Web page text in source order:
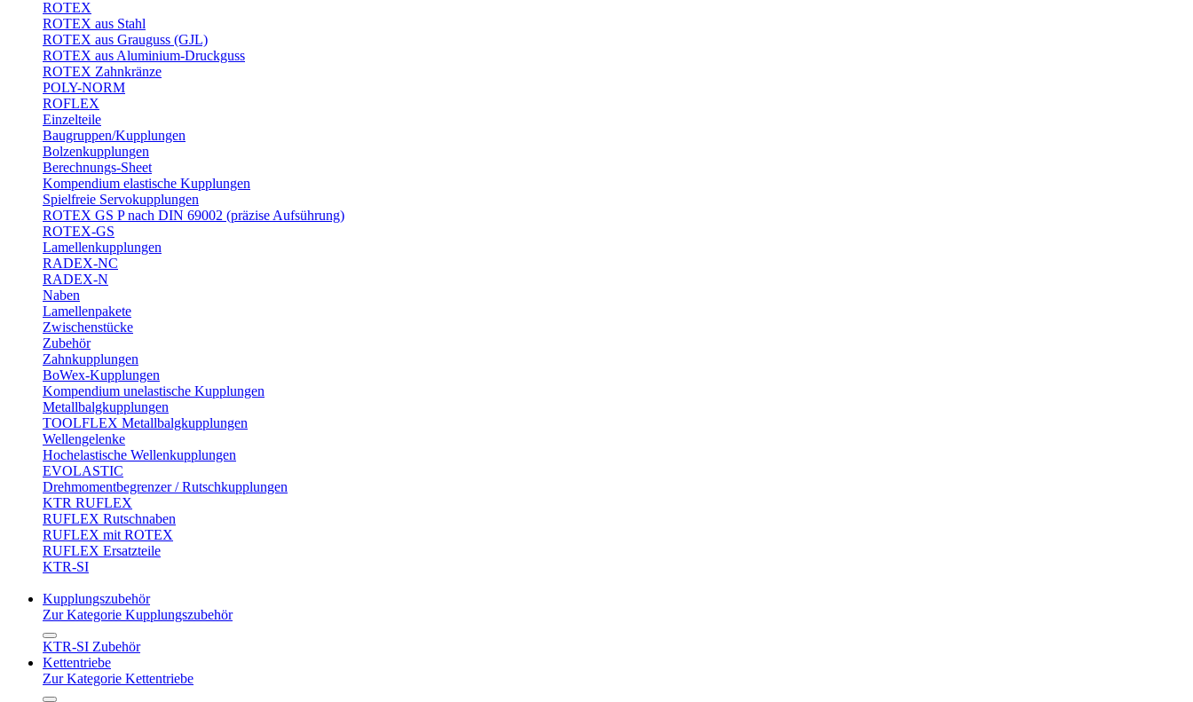
ROTEX
ROTEX aus Stahl
ROTEX aus Grauguss (GJL)
ROTEX aus Aluminium-Druckguss
ROTEX Zahnkränze
POLY-NORM
ROFLEX
Einzelteile
Baugruppen/Kupplungen
Bolzenkupplungen
Berechnungs-Sheet
Kompendium elastische Kupplungen
Spielfreie Servokupplungen
ROTEX GS P nach DIN 69002 (präzise Aufsührung)
ROTEX-GS
Lamellenkupplungen
RADEX-NC
RADEX-N
Naben
Lamellenpakete
Zwischenstücke
Zubehör
Zahnkupplungen
BoWex-Kupplungen
Kompendium unelastische Kupplungen
Metallbalgkupplungen
TOOLFLEX Metallbalgkupplungen
Wellengelenke
Hochelastische Wellenkupplungen
EVOLASTIC
Drehmomentbegrenzer / Rutschkupplungen
KTR RUFLEX
RUFLEX Rutschnaben
RUFLEX mit ROTEX
RUFLEX Ersatzteile
KTR-SI
Kupplungszubehör
Zur Kategorie Kupplungszubehör
KTR-SI Zubehör
Kettentriebe
Zur Kategorie Kettentriebe